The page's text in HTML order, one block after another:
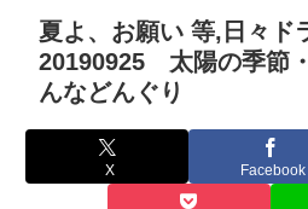
夏よ、お願い 等,日々ド
20190925 太陽の季節
んなどんぐり
X Facebook